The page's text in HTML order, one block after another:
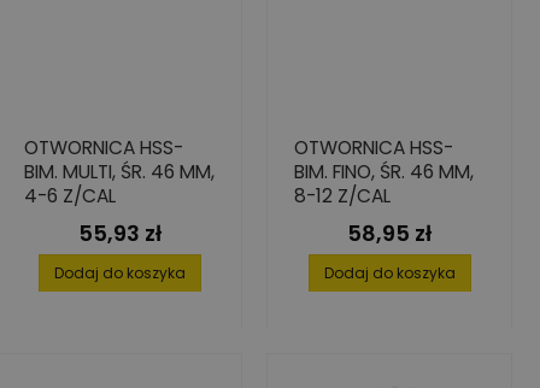
OTWORNICA HSS-
BIM. MULTI, ŚR. 46 MM,
4-6 Z/CAL
Cena
55,93 zł
Dodaj do koszyka
OTWORNICA HSS-
BIM. FINO, ŚR. 46 MM,
8-12 Z/CAL
Cena
58,95 zł
Dodaj do koszyka